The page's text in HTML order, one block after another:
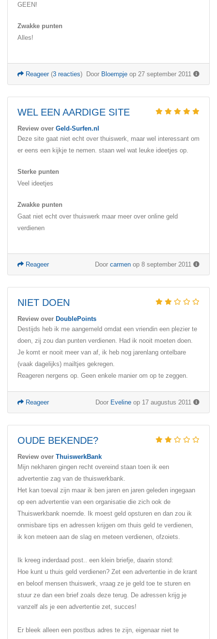
GEEN!
Zwakke punten
Alles!
Door Bloempje op 27 september 2011
Reageer(3 reacties)
WEL EEN AARDIGE SITE
Review over Geld-Surfen.nl
Deze site gaat niet echt over thuiswerk, maar wel interessant om
er eens een kijkje te nemen. staan wel wat leuke ideetjes op.
Sterke punten
Veel ideetjes
Zwakke punten
Gaat niet echt over thuiswerk maar meer over online geld
verdienen
Door carmen op 8 september 2011
Reageer
NIET DOEN
Review over DoublePoints
Destijds heb ik me aangemeld omdat een vriendin een plezier te
doen, zij zou dan punten verdienen. Had ik nooit moeten doen.
Je komt er nooit meer van af, ik heb nog jarenlang ontelbare
(vaak dagelijks) mailtjes gekregen.
Reageren nergens op. Geen enkele manier om op te zeggen.
Door Eveline op 17 augustus 2011
Reageer
OUDE BEKENDE?
Review over ThuiswerkBank
Mijn nekharen gingen recht overeind staan toen ik een
advertentie zag van de thuiswerkbank.
Het kan toeval zijn maar ik ben jaren en jaren geleden ingegaan
op een advertentie van een organisatie die zich ook de
Thuiswerkbank noemde. Ik moest geld opsturen en dan zou ik
onmisbare tips en adressen krijgen om thuis geld te verdienen,
ik kon meteen aan de slag en meteen verdienen, ofzoiets.
Ik kreeg inderdaad post.. een klein briefje, daarin stond:
Hoe kunt u thuis geld verdienen? Zet een advertentie in de krant
en beloof mensen thuiswerk, vraag ze je geld toe te sturen en
stuur ze dan een brief zoals deze terug. De adressen krijg je
vanzelf als je een advertentie zet, succes!
Er bleek alleen een postbus adres te zijn, eigenaar niet te